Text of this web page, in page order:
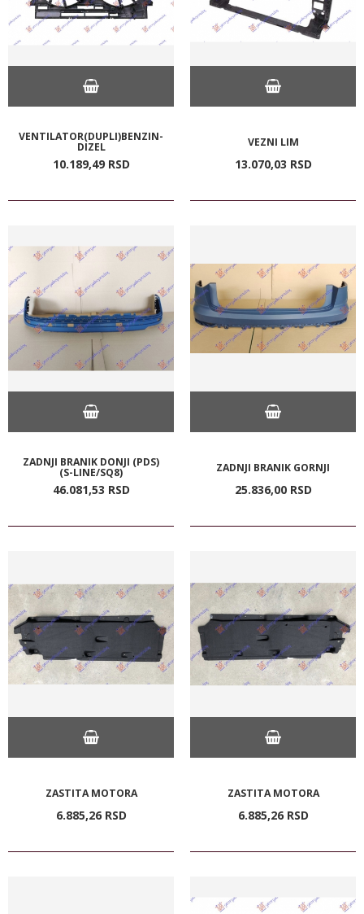
VENTILATOR(DUPLI)BENZIN-
DIZEL
10.189,49 RSD
VEZNI LIM
13.070,03 RSD
ZADNJI BRANIK DONJI (PDS)
(S-LINE/SQ8)
46.081,53 RSD
ZADNJI BRANIK GORNJI
25.836,00 RSD
ZASTITA MOTORA
6.885,26 RSD
ZASTITA MOTORA
6.885,26 RSD